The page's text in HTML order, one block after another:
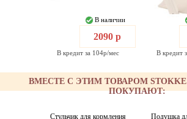
В наличии
2090 р
В кредит за 104р/мес В кредит
ВМЕСТЕ С ЭТИМ ТОВАРОМ STOKKE
ПОКУПАЮТ:
Стульчик для кормления Подушка